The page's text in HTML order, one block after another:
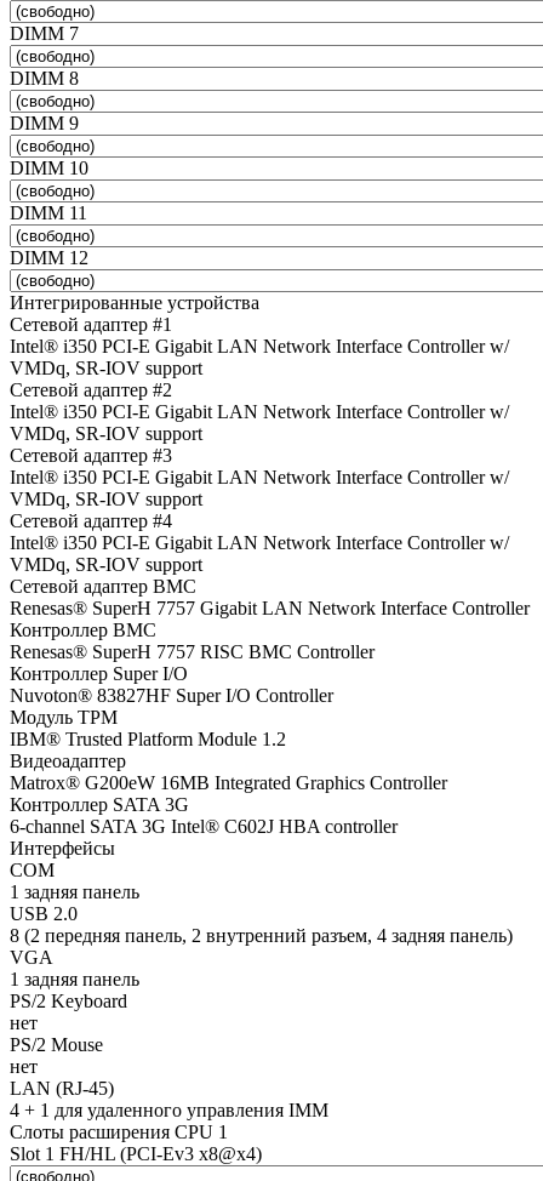
DIMM 7
DIMM 8
DIMM 9
DIMM 10
DIMM 11
DIMM 12
Интегрированные устройства
Сетевой адаптер #1
Intel® i350 PCI-E Gigabit LAN Network Interface Controller w/
VMDq, SR-IOV support
Сетевой адаптер #2
Intel® i350 PCI-E Gigabit LAN Network Interface Controller w/
VMDq, SR-IOV support
Сетевой адаптер #3
Intel® i350 PCI-E Gigabit LAN Network Interface Controller w/
VMDq, SR-IOV support
Сетевой адаптер #4
Intel® i350 PCI-E Gigabit LAN Network Interface Controller w/
VMDq, SR-IOV support
Сетевой адаптер BMC
Renesas® SuperH 7757 Gigabit LAN Network Interface Controller
Контроллер BMC
Renesas® SuperH 7757 RISC BMC Controller
Контроллер Super I/O
Nuvoton® 83827HF Super I/O Controller
Модуль TPM
IBM® Trusted Platform Module 1.2
Видеоадаптер
Matrox® G200eW 16MB Integrated Graphics Controller
Контроллер SATA 3G
6-channel SATA 3G Intel® C602J HBA controller
Интерфейсы
COM
1 задняя панель
USB 2.0
8 (2 передняя панель, 2 внутренний разъем, 4 задняя панель)
VGA
1 задняя панель
PS/2 Keyboard
нет
PS/2 Mouse
нет
LAN (RJ-45)
4 + 1 для удаленного управления IMM
Слоты расширения CPU 1
Slot 1 FH/HL (PCI-Ev3 x8@x4)